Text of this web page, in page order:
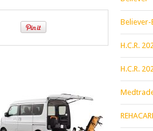
Believer-
H.C.R.
H.C.R.